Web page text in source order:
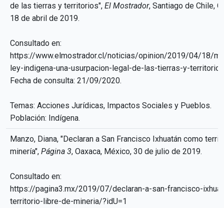
de las tierras y territorios", El Mostrador, Santiago de Chile,
18 de abril de 2019.
Consultado en:
https://www.elmostrador.cl/noticias/opinion/2019/04/18/
ley-indigena-una-usurpacion-legal-de-las-tierras-y-
Fecha de consulta: 21/09/2020.
Temas: Acciones Jurídicas, Impactos Sociales y Pueblos.
Población: Indígena.
Manzo, Diana, "Declaran a San Francisco Ixhuatán como
minería", Página 3, Oaxaca, México, 30 de julio de 2019.
Consultado en:
https://pagina3.mx/2019/07/declaran-a-san-francisco-
territorio-libre-de-mineria/?idU=1